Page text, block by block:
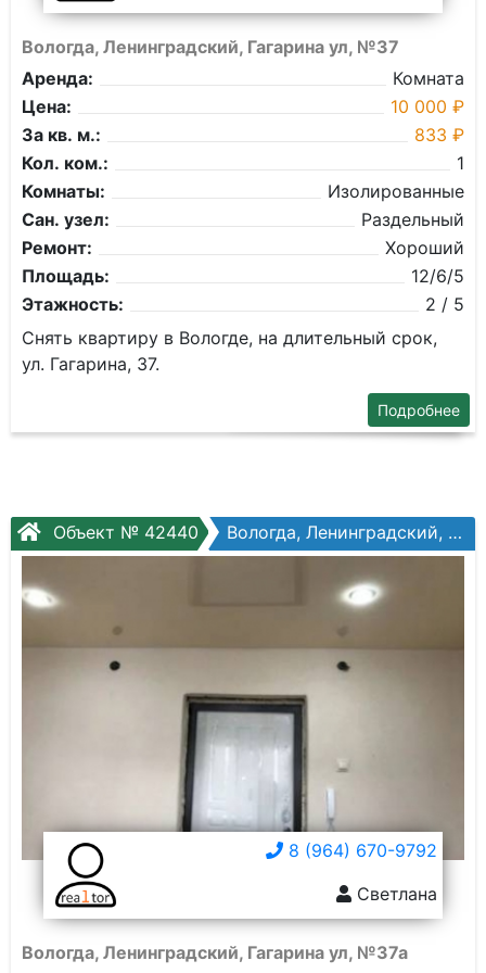
Вологда, Ленинградский, Гагарина ул, №37
Аренда:
Комната
Цена:
10 000 ₽
За кв. м.:
833 ₽
Кол. ком.:
1
Комнаты:
Изолированные
Сан. узел:
Раздельный
Ремонт:
Хороший
Площадь:
12/6/5
Этажность:
2 / 5
Снять квартиру в Вологде, на длительный срок,
ул. Гагарина, 37.
Подробнее
Объект № 42440 Вологда, Ленинградский, Гагарина ул, №37а
8 (964) 670-9792
Светлана
Вологда, Ленинградский, Гагарина ул, №37а